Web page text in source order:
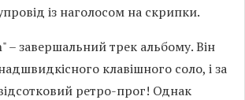
із наголосом на скрипки.
– завершальний трек альбому. Він
клавішного соло, і за
ретро-прог! Однак